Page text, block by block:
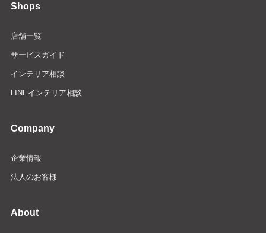
Shops
店舗一覧
サービスガイド
インテリア相談
LINEインテリア相談
Company
企業情報
法人のお客様
About